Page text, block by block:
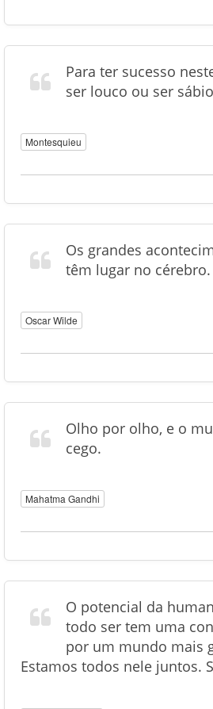
Para ter sucesso
ser louco ou ser
Montesquieu
Os grandes
têm lugar no cérebro.
Oscar Wilde
Olho por olho, e o
cego.
Mahatma Gandhi
O potencial da
todo ser tem uma
por um mundo mais
Estamos todos nele juntos.